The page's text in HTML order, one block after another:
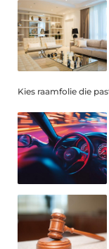
Kies raamfolie die